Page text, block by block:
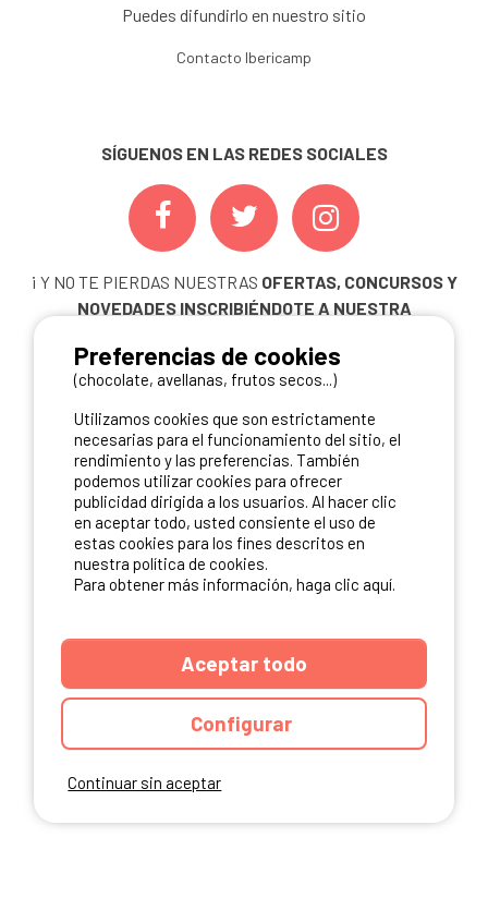
Puedes difundirlo en nuestro sitio
Contacto Ibericamp
SÍGUENOS EN LAS REDES SOCIALES
¡ Y NO TE PIERDAS NUESTRAS OFERTAS, CONCURSOS Y
NOVEDADES INSCRIBIÉNDOTE A NUESTRA
ME INSCRIBO
NUESTROS PARTNERS
Continuar sin aceptar
Preferencias de cookies
(chocolate, avellanas, frutos secos...)
Utilizamos cookies que son estrictamente
necesarias para el funcionamiento del sitio, el
rendimiento y las preferencias. También
podemos utilizar cookies para ofrecer
publicidad dirigida a los usuarios. Al hacer clic
en aceptar todo, usted consiente el uso de
estas cookies para los fines descritos en
nuestra política de cookies.
Para obtener más información, haga clic aquí.
Aceptar todo
Configurar